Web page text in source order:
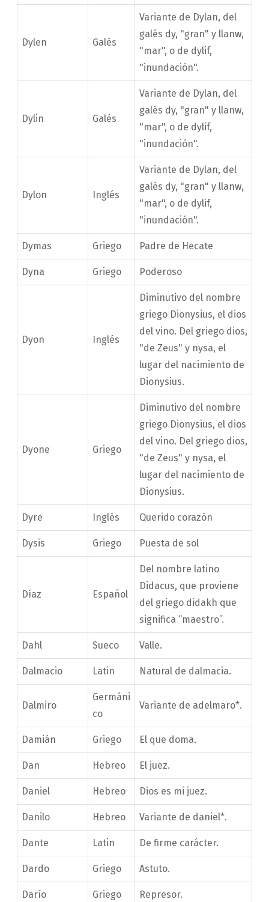
Dylen Galés
Variante de Dylan, del
galés dy, "gran" y llanw,
"mar", o de dylif,
"inundación".
Dylin Galés
Variante de Dylan, del
galés dy, "gran" y llanw,
"mar", o de dylif,
"inundación".
Dylon Inglés
Variante de Dylan, del
galés dy, "gran" y llanw,
"mar", o de dylif,
"inundación".
Dymas Griego Padre de Hecate
Dyna Griego Poderoso
Dyon Inglés
Diminutivo del nombre
griego Dionysius, el dios
del vino. Del griego dios,
"de Zeus" y nysa, el
lugar del nacimiento de
Dionysius.
Dyone Griego
Diminutivo del nombre
griego Dionysius, el dios
del vino. Del griego dios,
"de Zeus" y nysa, el
lugar del nacimiento de
Dionysius.
Dyre Inglés Querido corazón
Dysis Griego Puesta de sol
Díaz Español
Del nombre latino
Didacus, que proviene
del griego didakh que
significa “maestro”.
Dahl Sueco Valle.
Dalmacio Latin Natural de dalmacia.
Dalmiro
Germáni
co
Variante de adelmaro*.
Damián Griego El que doma.
Dan Hebreo El juez.
Daniel Hebreo Dios es mi juez.
Danilo Hebreo Variante de daniel*.
Dante Latin De firme carácter.
Dardo Griego Astuto.
Darío Griego Represor.